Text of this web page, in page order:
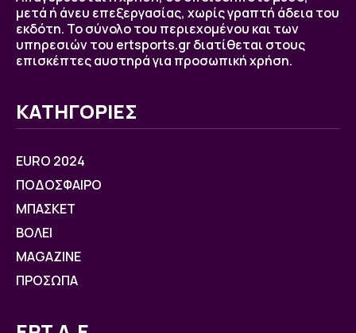
μετά ή άνευ επεξεργασίας, χωρίς γραπτή άδεια του
εκδότη. Το σύνολο του περιεχομένου και των
υπηρεσιών του ertsports.gr διατίθεται στους
επισκέπτες αυστηρά για προσωπική χρήση.
ΚΑΤΗΓΟΡΙΕΣ
EURO 2024
ΠΟΔΟΣΦΑΙΡΟ
ΜΠΑΣΚΕΤ
ΒOΛΕΙ
MAGAZINE
ΠΡΟΣΩΠΑ